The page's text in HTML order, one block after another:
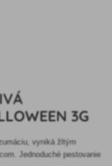
3G
vyniká žltým
Jednoduché pestovanie